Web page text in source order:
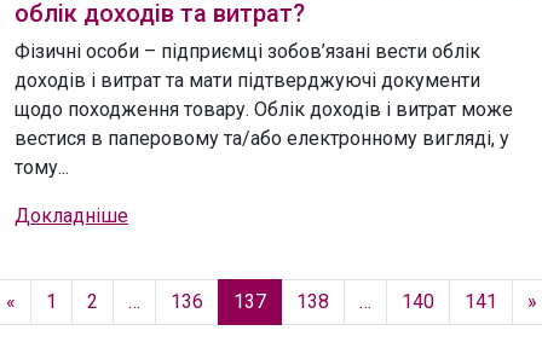
облік доходів та витрат?
Фізичні особи – підприємці зобов’язані вести облік
доходів і витрат та мати підтверджуючі документи
щодо походження товару. Облік доходів і витрат може
вестися в паперовому та/або електронному вигляді, у
тому...
Докладніше
« 1 2 … 136 137 138 … 140 141 »